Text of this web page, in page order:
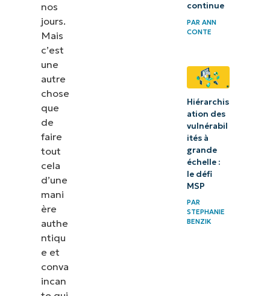
nos
jours.
Mais
c’est
une
autre
chose
que
de
faire
tout
cela
d’une
mani
ère
authe
ntiqu
e et
conva
incan
continue
PAR ANN
CONTE
Hiérarchis
ation des
vulnérabil
ités à
grande
échelle :
le défi
MSP
PAR
STEPHANIE
BENZIK